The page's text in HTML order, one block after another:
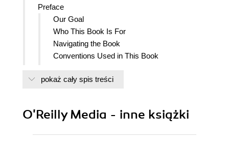
Preface
Our Goal
Who This Book Is For
Navigating the Book
Conventions Used in This Book
How to Contact Us
Lee
pokaż cały spis treści
O'Reilly Media - inne książki